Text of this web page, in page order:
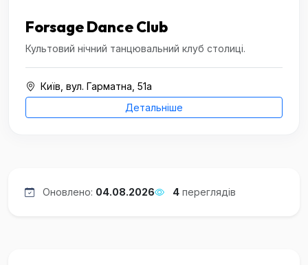
Forsage Dance Club
Культовий нічний танцювальний клуб столиці.
Київ, вул. Гарматна, 51а
Детальніше
Оновлено: 04.08.2026 4 переглядів